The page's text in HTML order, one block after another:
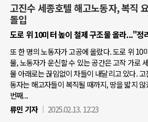
고진수 세종호텔 해고노동자, 복직
돌입
도로 위 10미터 높이 철제 구조물 올라..."정
또 한 명의 노동자가 고공에 올랐다. 도로 위 10
물, 노동자가 운신할 수 있는 공간은 고작 가로
물 아래로는 끊임없이 차들이 내달리고 있다.
동자는 해고자들이 복직될 때까지, 땅을 밟지
번째...
류민 기자
2025.02.13. 12:23